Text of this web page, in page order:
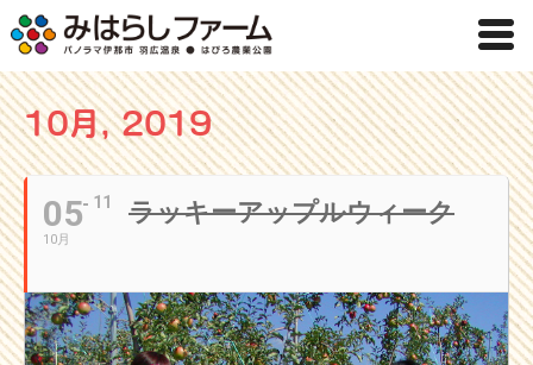
10月, 2019
05
10月
11 ラッキーアップルウィーク